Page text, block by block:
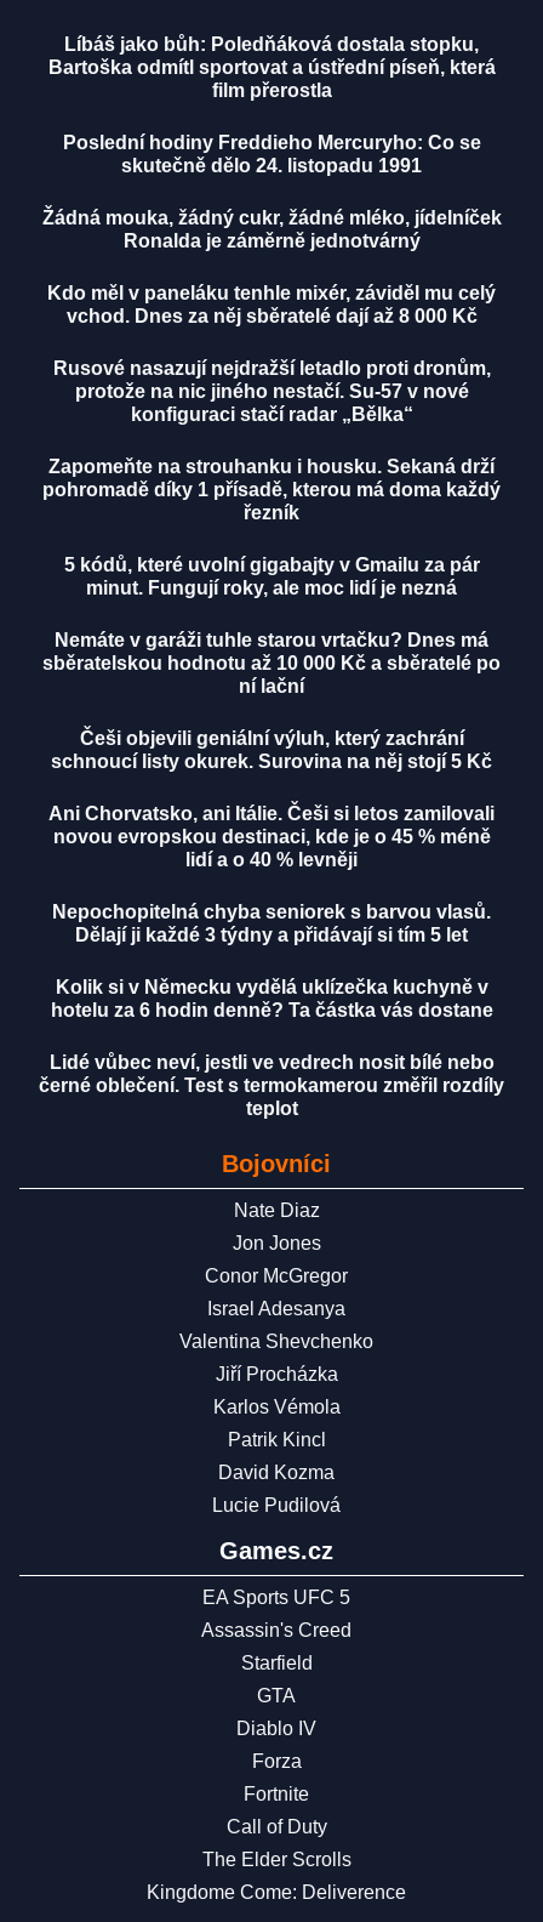
Líbáš jako bůh: Poledňáková dostala stopku,
Bartoška odmítl sportovat a ústřední píseň, která
film přerostla
Poslední hodiny Freddieho Mercuryho: Co se
skutečně dělo 24. listopadu 1991
Žádná mouka, žádný cukr, žádné mléko, jídelníček
Ronalda je záměrně jednotvárný
Kdo měl v paneláku tenhle mixér, záviděl mu celý
vchod. Dnes za něj sběratelé dají až 8 000 Kč
Rusové nasazují nejdražší letadlo proti dronům,
protože na nic jiného nestačí. Su-57 v nové
konfiguraci stačí radar „Bělka“
Zapomeňte na strouhanku i housku. Sekaná drží
pohromadě díky 1 přísadě, kterou má doma každý
řezník
5 kódů, které uvolní gigabajty v Gmailu za pár
minut. Fungují roky, ale moc lidí je nezná
Nemáte v garáži tuhle starou vrtačku? Dnes má
sběratelskou hodnotu až 10 000 Kč a sběratelé po
ní lační
Češi objevili geniální výluh, který zachrání
schnoucí listy okurek. Surovina na něj stojí 5 Kč
Ani Chorvatsko, ani Itálie. Češi si letos zamilovali
novou evropskou destinaci, kde je o 45 % méně
lidí a o 40 % levněji
Nepochopitelná chyba seniorek s barvou vlasů.
Dělají ji každé 3 týdny a přidávají si tím 5 let
Kolik si v Německu vydělá uklízečka kuchyně v
hotelu za 6 hodin denně? Ta částka vás dostane
Lidé vůbec neví, jestli ve vedrech nosit bílé nebo
černé oblečení. Test s termokamerou změřil rozdíly
teplot
Bojovníci
Nate Diaz
Jon Jones
Conor McGregor
Israel Adesanya
Valentina Shevchenko
Jiří Procházka
Karlos Vémola
Patrik Kincl
David Kozma
Lucie Pudilová
Games.cz
EA Sports UFC 5
Assassin's Creed
Starfield
GTA
Diablo IV
Forza
Fortnite
Call of Duty
The Elder Scrolls
Kingdome Come: Deliverence